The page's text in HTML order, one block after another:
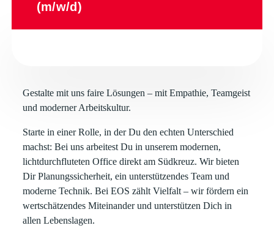
(m/w/d)
Gestalte mit uns faire Lösungen – mit Empathie, Teamgeist
und moderner Arbeitskultur.
Starte in einer Rolle, in der Du den echten Unterschied
machst: Bei uns arbeitest Du in unserem modernen,
lichtdurchfluteten Office direkt am Südkreuz. Wir bieten
Dir Planungssicherheit, ein unterstützendes Team und
moderne Technik. Bei EOS zählt Vielfalt – wir fördern ein
wertschätzendes Miteinander und unterstützen Dich in
allen Lebenslagen.